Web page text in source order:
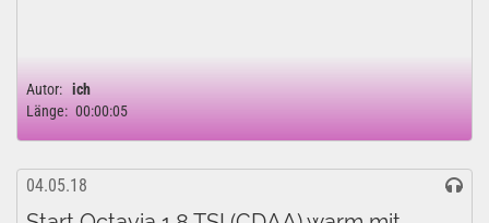
Autor: ich
Länge: 00:00:05
04.05.18